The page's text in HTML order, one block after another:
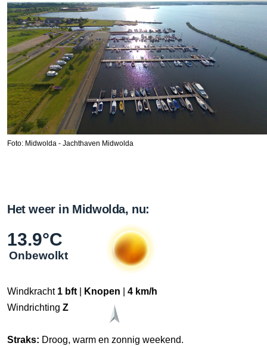
Foto: Midwolda - Jachthaven Midwolda
Het weer in Midwolda, nu:
13.9°C
Onbewolkt
Windkracht 1 bft Knopen
4 km/h
Windrichting Z
Straks: Droog, warm en zonnig weekend.